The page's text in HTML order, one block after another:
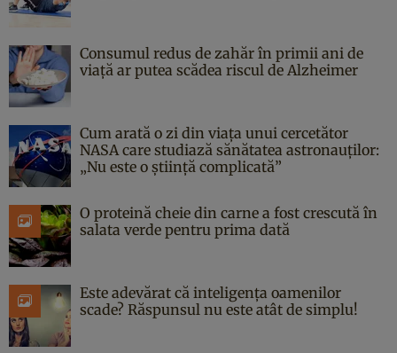
Consumul redus de zahăr în primii ani de
viață ar putea scădea riscul de Alzheimer
Cum arată o zi din viața unui cercetător
NASA care studiază sănătatea astronauților:
„Nu este o știință complicată”
O proteină cheie din carne a fost crescută în
salata verde pentru prima dată
Este adevărat că inteligența oamenilor
scade? Răspunsul nu este atât de simplu!